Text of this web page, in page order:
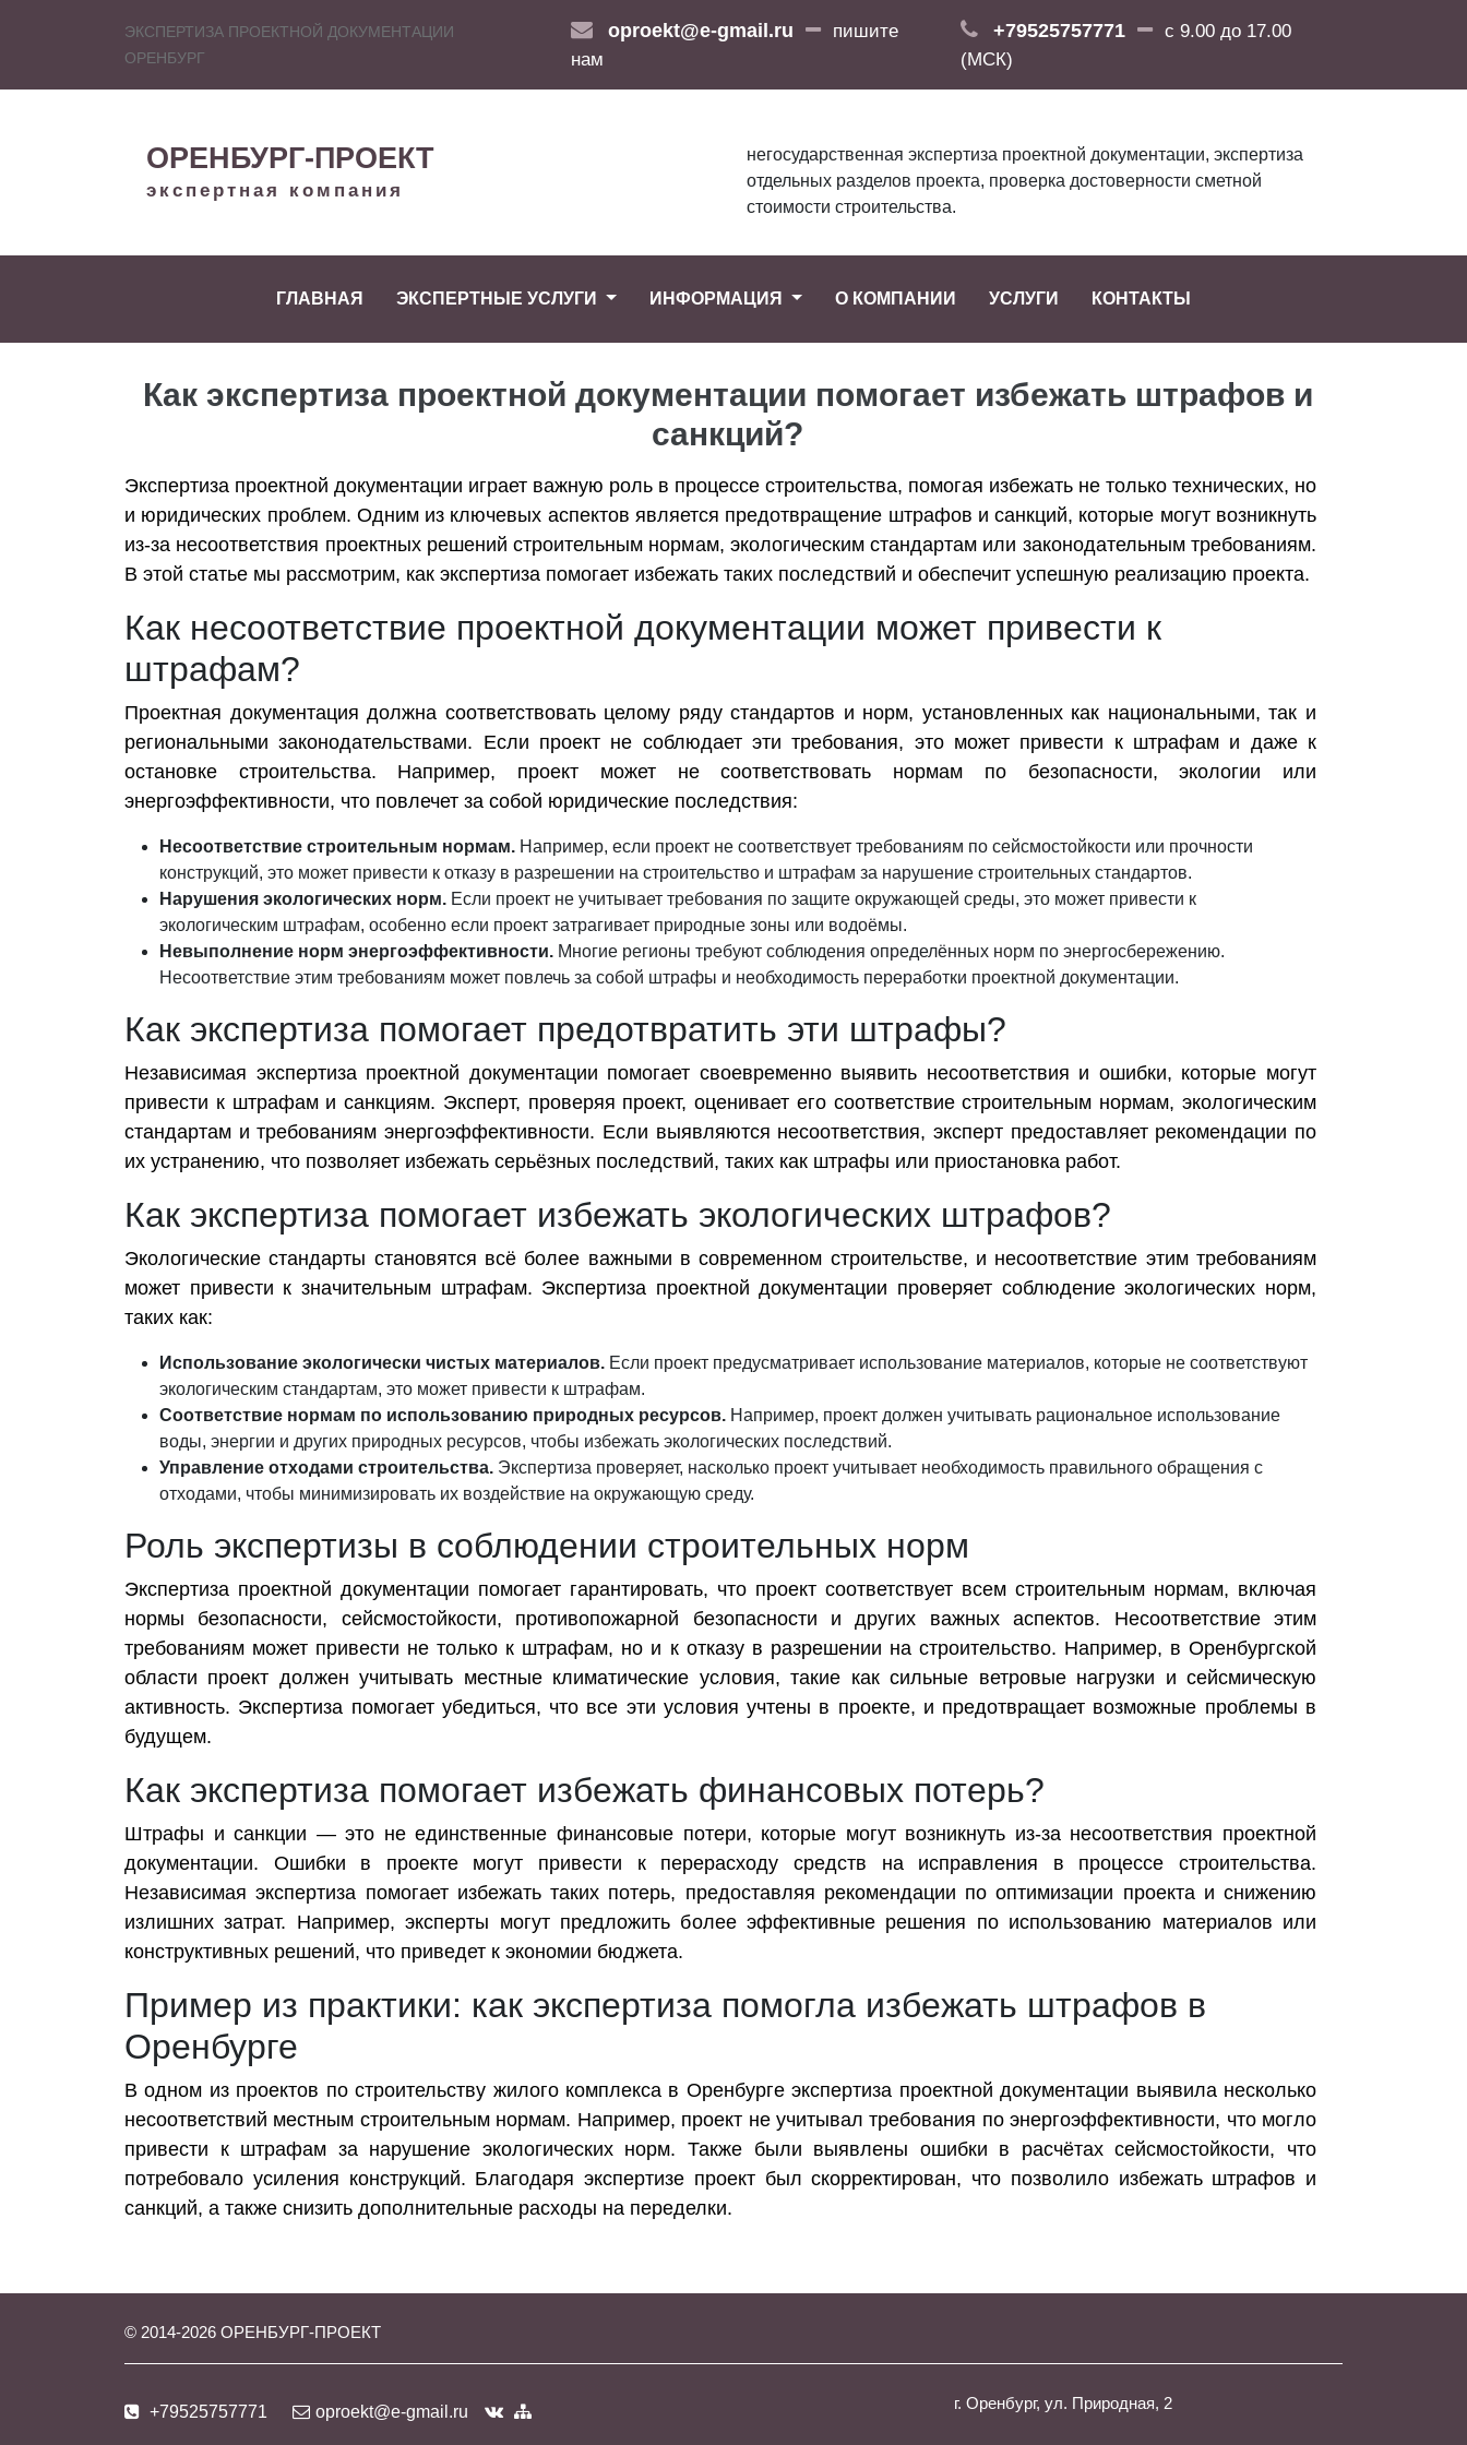
ЭКСПЕРТИЗА ПРОЕКТНОЙ ДОКУМЕНТАЦИИ
ОРЕНБУРГ
oproekt@e-gmail.ru
пишите
нам
+79525757771
с 9.00 до 17.00
(МСК)
ОРЕНБУРГ-ПРОЕКТ
экспертная компания
негосударственная экспертиза проектной документации, экспертиза
отдельных разделов проекта, проверка достоверности сметной
стоимости строительства.
ГЛАВНАЯ ЭКСПЕРТНЫЕ УСЛУГИ ИНФОРМАЦИЯ О КОМПАНИИ УСЛУГИ КОНТАКТЫ
Как экспертиза проектной документации помогает избежать штрафов и
санкций?
Экспертиза проектной документации играет важную роль в процессе строительства, помогая избежать не только технических, но
и юридических проблем. Одним из ключевых аспектов является предотвращение штрафов и санкций, которые могут возникнуть
из-за несоответствия проектных решений строительным нормам, экологическим стандартам или законодательным требованиям.
В этой статье мы рассмотрим, как экспертиза помогает избежать таких последствий и обеспечит успешную реализацию проекта.
Как несоответствие проектной документации может привести к
штрафам?
Проектная документация должна соответствовать целому ряду стандартов и норм, установленных как национальными, так и
региональными законодательствами. Если проект не соблюдает эти требования, это может привести к штрафам и даже к
остановке строительства. Например, проект может не соответствовать нормам по безопасности, экологии или
энергоэффективности, что повлечет за собой юридические последствия:
Несоответствие строительным нормам. Например, если проект не соответствует требованиям по сейсмостойкости или прочности
конструкций, это может привести к отказу в разрешении на строительство и штрафам за нарушение строительных стандартов.
Нарушения экологических норм. Если проект не учитывает требования по защите окружающей среды, это может привести к
экологическим штрафам, особенно если проект затрагивает природные зоны или водоёмы.
Невыполнение норм энергоэффективности. Многие регионы требуют соблюдения определённых норм по энергосбережению.
Несоответствие этим требованиям может повлечь за собой штрафы и необходимость переработки проектной документации.
Как экспертиза помогает предотвратить эти штрафы?
Независимая экспертиза проектной документации помогает своевременно выявить несоответствия и ошибки, которые могут
привести к штрафам и санкциям. Эксперт, проверяя проект, оценивает его соответствие строительным нормам, экологическим
стандартам и требованиям энергоэффективности. Если выявляются несоответствия, эксперт предоставляет рекомендации по
их устранению, что позволяет избежать серьёзных последствий, таких как штрафы или приостановка работ.
Как экспертиза помогает избежать экологических штрафов?
Экологические стандарты становятся всё более важными в современном строительстве, и несоответствие этим требованиям
может привести к значительным штрафам. Экспертиза проектной документации проверяет соблюдение экологических норм,
таких как:
Использование экологически чистых материалов. Если проект предусматривает использование материалов, которые не соответствуют
экологическим стандартам, это может привести к штрафам.
Соответствие нормам по использованию природных ресурсов. Например, проект должен учитывать рациональное использование
воды, энергии и других природных ресурсов, чтобы избежать экологических последствий.
Управление отходами строительства. Экспертиза проверяет, насколько проект учитывает необходимость правильного обращения с
отходами, чтобы минимизировать их воздействие на окружающую среду.
Роль экспертизы в соблюдении строительных норм
Экспертиза проектной документации помогает гарантировать, что проект соответствует всем строительным нормам, включая
нормы безопасности, сейсмостойкости, противопожарной безопасности и других важных аспектов. Несоответствие этим
требованиям может привести не только к штрафам, но и к отказу в разрешении на строительство. Например, в Оренбургской
области проект должен учитывать местные климатические условия, такие как сильные ветровые нагрузки и сейсмическую
активность. Экспертиза помогает убедиться, что все эти условия учтены в проекте, и предотвращает возможные проблемы в
будущем.
Как экспертиза помогает избежать финансовых потерь?
Штрафы и санкции — это не единственные финансовые потери, которые могут возникнуть из-за несоответствия проектной
документации. Ошибки в проекте могут привести к перерасходу средств на исправления в процессе строительства.
Независимая экспертиза помогает избежать таких потерь, предоставляя рекомендации по оптимизации проекта и снижению
излишних затрат. Например, эксперты могут предложить более эффективные решения по использованию материалов или
конструктивных решений, что приведет к экономии бюджета.
Пример из практики: как экспертиза помогла избежать штрафов в
Оренбурге
В одном из проектов по строительству жилого комплекса в Оренбурге экспертиза проектной документации выявила несколько
несоответствий местным строительным нормам. Например, проект не учитывал требования по энергоэффективности, что могло
привести к штрафам за нарушение экологических норм. Также были выявлены ошибки в расчётах сейсмостойкости, что
потребовало усиления конструкций. Благодаря экспертизе проект был скорректирован, что позволило избежать штрафов и
санкций, а также снизить дополнительные расходы на переделки.
© 2014-2026 ОРЕНБУРГ-ПРОЕКТ
+79525757771 oproekt@e-gmail.ru г. Оренбург, ул. Природная, 2